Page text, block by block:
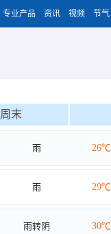
专业产品 资讯 视频 节气
周末
雨 26℃
雨 29℃
雨转阴 30℃